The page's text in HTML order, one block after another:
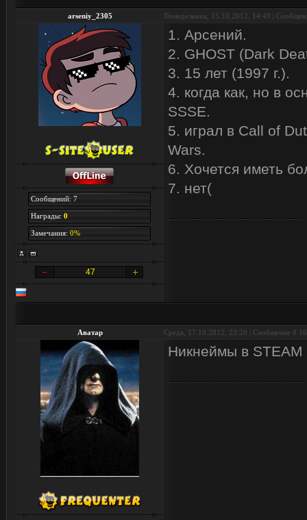
arseniy_2305 Понедельник, 15.10.2012, 14:49 |
Сообщений: 7
Награды: 0
Замечания: 0%
47
1. Арсений.
2. GHOST (Dark
3. 15 лет (1997 г.).
4. когда как, но в
SSSE.
5. играл в Call of
Wars.
6. Хочется иметь
7. нет(
Аватар Среда, 17.10.2012, 23:20 | Сообщение #
Никнеймы в STEAM